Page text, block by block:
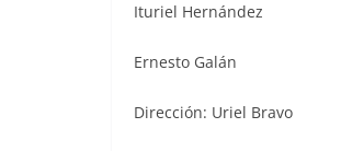
Ituriel Hernández
Ernesto Galán
Dirección: Uriel Bravo